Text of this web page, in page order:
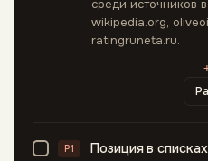
среди источников
wikipedia.org,
ratingruneta.ru.
P1 Позиция в списках